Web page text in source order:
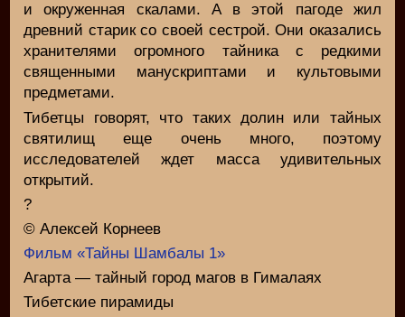
и окруженная скалами. А в этой пагоде жил
древний старик со своей сестрой. Они оказались
хранителями огромного тайника с редкими
священными манускриптами и культовыми
предметами.
Тибетцы говорят, что таких долин или тайных
святилищ еще очень много, поэтому
исследователей ждет масса удивительных
открытий.
?
© Алексей Корнеев
Фильм «Тайны Шамбалы 1»
Агарта — тайный город магов в Гималаях
Тибетские пирамиды